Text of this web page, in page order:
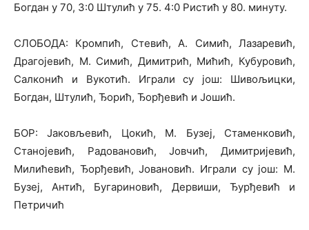
Богдан у 70, 3:0 Штулић у 75. 4:0 Ристић у 80. минуту.
СЛОБОДА: Кромпић, Стевић, А. Симић, Лазаревић,
Драгојевић, М. Симић, Димитрић, Мићић, Кубуровић,
Салконић и Вукотић. Играли су још: Шивољицки,
Богдан, Штулић, Ђорић, Ђорђевић и Јошић.
БОР: Јаковљевић, Цокић, М. Бузеј, Стаменковић,
Станојевић, Радовановић, Јовчић, Димитријевић,
Милићевић, Ђорђевић, Јовановић. Играли су још: М.
Бузеј, Антић, Бугариновић, Дервиши, Ђурђевић и
Петричић